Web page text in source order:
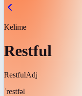
Kelime
Restful
RestfulAdj
ˈrestfəl